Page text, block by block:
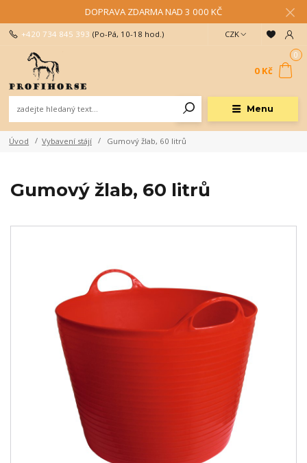
DOPRAVA ZDARMA NAD 3 000 KČ
Menu
CZK
+420 734 845 393 (Po-Pá, 10-18 hod.)
0
0 Kč
Úvod Vybavení stájí Gumový žlab, 60 litrů
Gumový žlab, 60 litrů